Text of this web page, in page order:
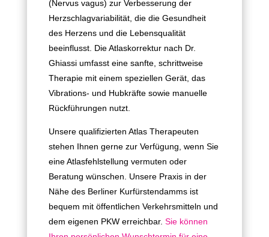
(Nervus vagus) zur Verbesserung der
Herzschlagvariabilität, die die Gesundheit
des Herzens und die Lebensqualität
beeinflusst. Die Atlaskorrektur nach Dr.
Ghiassi umfasst eine sanfte, schrittweise
Therapie mit einem speziellen Gerät, das
Vibrations- und Hubkräfte sowie manuelle
Rückführungen nutzt.
Unsere qualifizierten Atlas Therapeuten
stehen Ihnen gerne zur Verfügung, wenn Sie
eine Atlasfehlstellung vermuten oder
Beratung wünschen. Unsere Praxis in der
Nähe des Berliner Kurfürstendamms ist
bequem mit öffentlichen Verkehrsmitteln und
dem eigenen PKW erreichbar. Sie können